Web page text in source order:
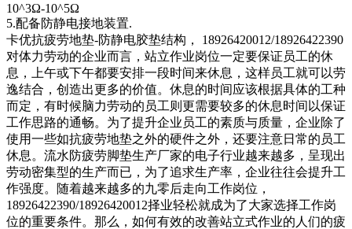
10^3Ω-10^5Ω
5.配备防静电接地装置.
卡优抗疲劳地垫-防静电胶垫结构， 18926420012/18926422390
对体力劳动的企业而言，站立作业岗位一定要保证员工的休
息，上午或下午都要安排一段时间来休息，这样员工就可以劳
逸结合，创造出更多的价值。休息的时间应该根据具体的工种
而定，有时候脑力劳动的员工则更需要较多的休息时间以保证
工作思路的通畅。为了提升企业员工的素质与质量，企业除了
使用一些如抗疲劳地垫之外的硬件之外，还要注意日常的员工
休息。流水防疲劳脚垫生产厂家的电子行业越来越多，呈现出
劳动密集型的生产而已，为了追求生产率，企业往往会提升工
作强度。随着越来越多的九零后走向工作岗位，
18926422390/18926420012择业轻松就成为了大家选择工作岗
位的重要条件。那么，如何有效的改善站立式作业的人们的疲